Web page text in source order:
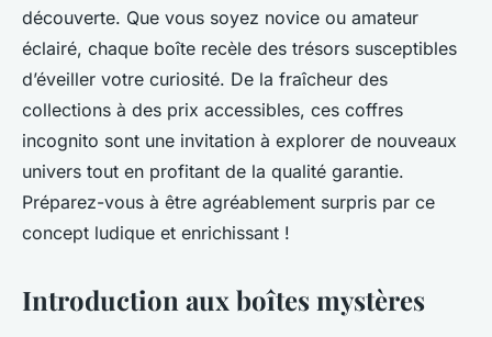
découverte. Que vous soyez novice ou amateur
éclairé, chaque boîte recèle des trésors susceptibles
d’éveiller votre curiosité. De la fraîcheur des
collections à des prix accessibles, ces coffres
incognito sont une invitation à explorer de nouveaux
univers tout en profitant de la qualité garantie.
Préparez-vous à être agréablement surpris par ce
concept ludique et enrichissant !
Introduction aux boîtes mystères